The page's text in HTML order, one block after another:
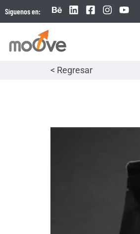
Síguenos en:
< Regresar